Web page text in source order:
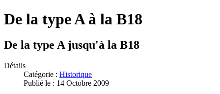
De la type A à la B18
De la type A jusqu'à la B18
Détails
Catégorie : Historique
Publié le : 14 Octobre 2009